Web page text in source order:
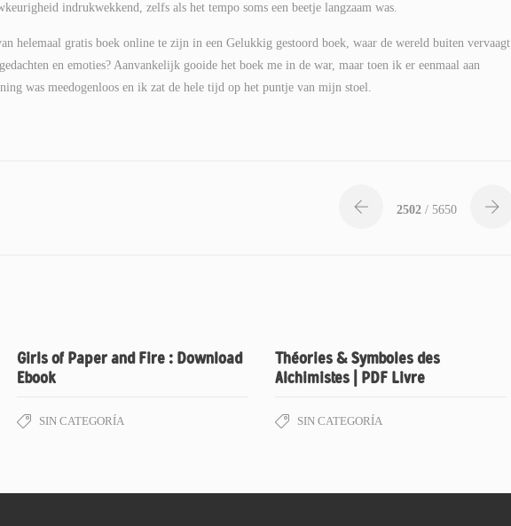
indrukwekkend, zelfs als het tempo soms een beetje langzaam was.
helemaal gratis boek online te zijn in een Gelukkig gestoord boek, waar de wereld buiten vervaagt
en emoties? Aanvankelijk gooide het boek me in de war, maar toen ik er eenmaal aan
was meedogenloos en ik zat de hele tijd op het puntje van mijn stoel.
2502 / 5650
Girls of Paper and Fire : Download
Ebook
SIN CATEGORÍA
Théories & Symboles des
Alchimistes | PDF Livre
SIN CATEGORÍA